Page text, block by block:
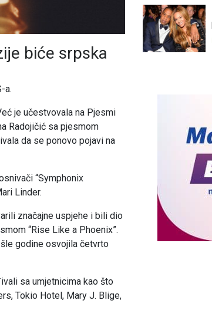
biće srpska
a.
je učestvovala na Pjesmi
Radojičić sa pjesmom
da se ponovo pojavi na
“Symphonix
Linder.
značajne uspjehe i bili dio
“Rise Like a Phoenix”.
godine osvojila četvrto
sa umjetnicima kao što
Tokio Hotel, Mary J. Blige,